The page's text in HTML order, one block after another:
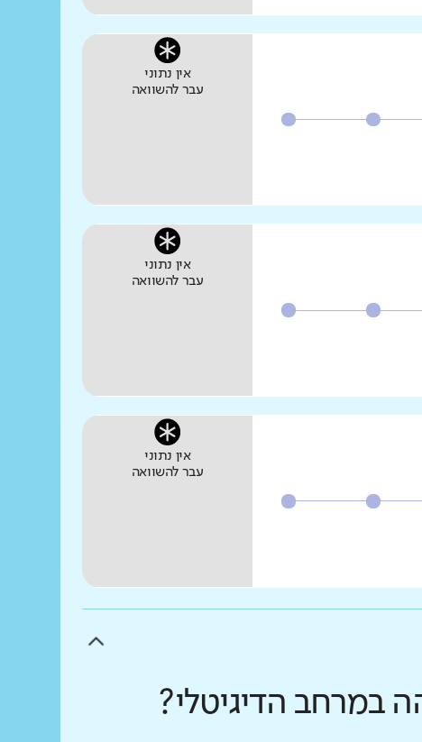
אין נתוני
עבר להשוואה
אין נתוני
עבר להשוואה
אין נתוני
עבר להשוואה
במרחב הדיגיטלי?